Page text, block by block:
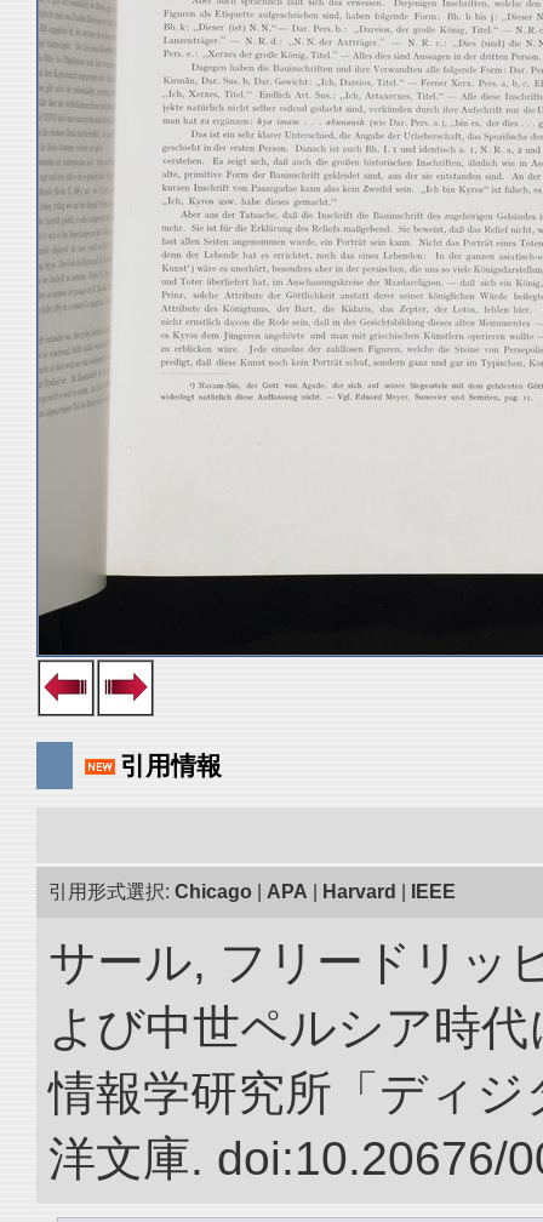
引用情報
引用形式選択: Chicago APA Harvard IEEE
サール, フリードリッ
よび中世ペルシア時
情報学研究所「ディ
洋文庫. doi:10.20676/